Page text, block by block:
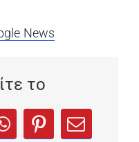
News
το
tab)
in a new tab)
WhatsApp
(opens in a new tab)
Pinterest
(opens in a
Email